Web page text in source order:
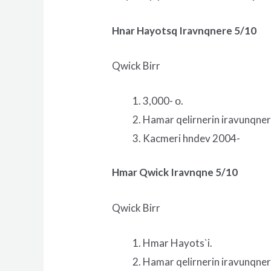
Hnar Hayotsq Iravnqnere 5/10
Qwick Birr
3,000- օ.
Hamar qelirnerin
Kacmeri hndev 2004-
Hmar Qwick Iravnqne 5/10
Qwick Birr
Hmar Hayots`i.
Hamar qelirnerin